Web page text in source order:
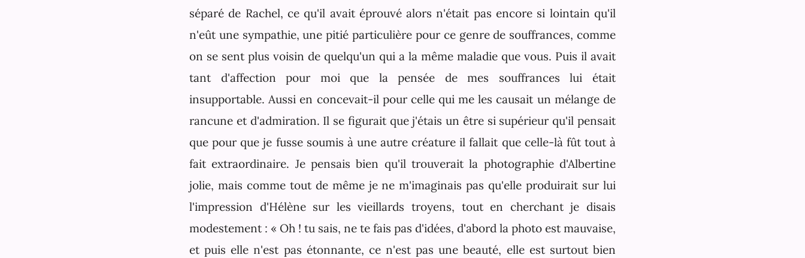
séparé de Rachel, ce qu'il avait éprouvé alors n'était pas encore si lointain qu'il
n'eût une sympathie, une pitié particulière pour ce genre de souffrances, comme
on se sent plus voisin de quelqu'un qui a la même maladie que vous. Puis il avait
tant d'affection pour moi que la pensée de mes souffrances lui était
insupportable. Aussi en concevait-il pour celle qui me les causait un mélange de
rancune et d'admiration. Il se figurait que j'étais un être si supérieur qu'il pensait
que pour que je fusse soumis à une autre créature il fallait que celle-là fût tout à
fait extraordinaire. Je pensais bien qu'il trouverait la photographie d'Albertine
jolie, mais comme tout de même je ne m'imaginais pas qu'elle produirait sur lui
l'impression d'Hélène sur les vieillards troyens, tout en cherchant je disais
modestement : « Oh ! tu sais, ne te fais pas d'idées, d'abord la photo est mauvaise,
et puis elle n'est pas étonnante, ce n'est pas une beauté, elle est surtout bien